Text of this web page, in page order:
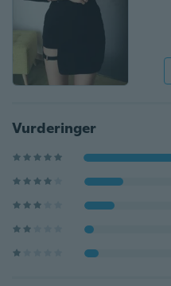
Vurderinger